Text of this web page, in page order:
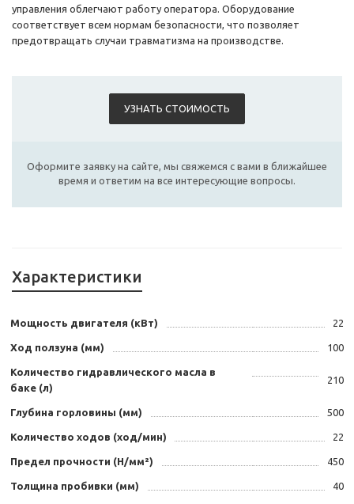
управления облегчают работу оператора. Оборудование
соответствует всем нормам безопасности, что позволяет
предотвращать случаи травматизма на производстве.
УЗНАТЬ СТОИМОСТЬ
Оформите заявку на сайте, мы свяжемся с вами в ближайшее
время и ответим на все интересующие вопросы.
Характеристики
Мощность двигателя (кВт) 22
Ход ползуна (мм) 100
Количество гидравлического масла в
баке (л)
210
Глубина горловины (мм) 500
Количество ходов (ход/мин) 22
Предел прочности (Н/мм²) 450
Толщина пробивки (мм) 40